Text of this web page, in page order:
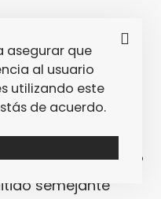
en cuenta que
bastante
Blancas«, nos
¿cómo
reservado tan
en nuestra web?
semejante
asegurar que
al usuario
utilizando este
de acuerdo.